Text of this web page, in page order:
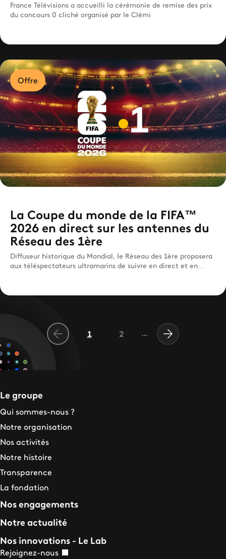
France Télévisions a accueilli la cérémonie de remise des prix
du concours 0 cliché organisé par le Clémi
Offre
La Coupe du monde de la FIFA™
2026 en direct sur les antennes du
Réseau des 1ère
Diffuseur historique du Mondial, le Réseau des 1ère proposera
aux téléspectateurs ultramarins de suivre en direct et en
1 2 ...
Le groupe
Qui sommes-nous ?
Notre organisation
Nos activités
Notre histoire
Transparence
La fondation
Nos engagements
Notre actualité
Nos innovations - Le Lab
Rejoignez-nous